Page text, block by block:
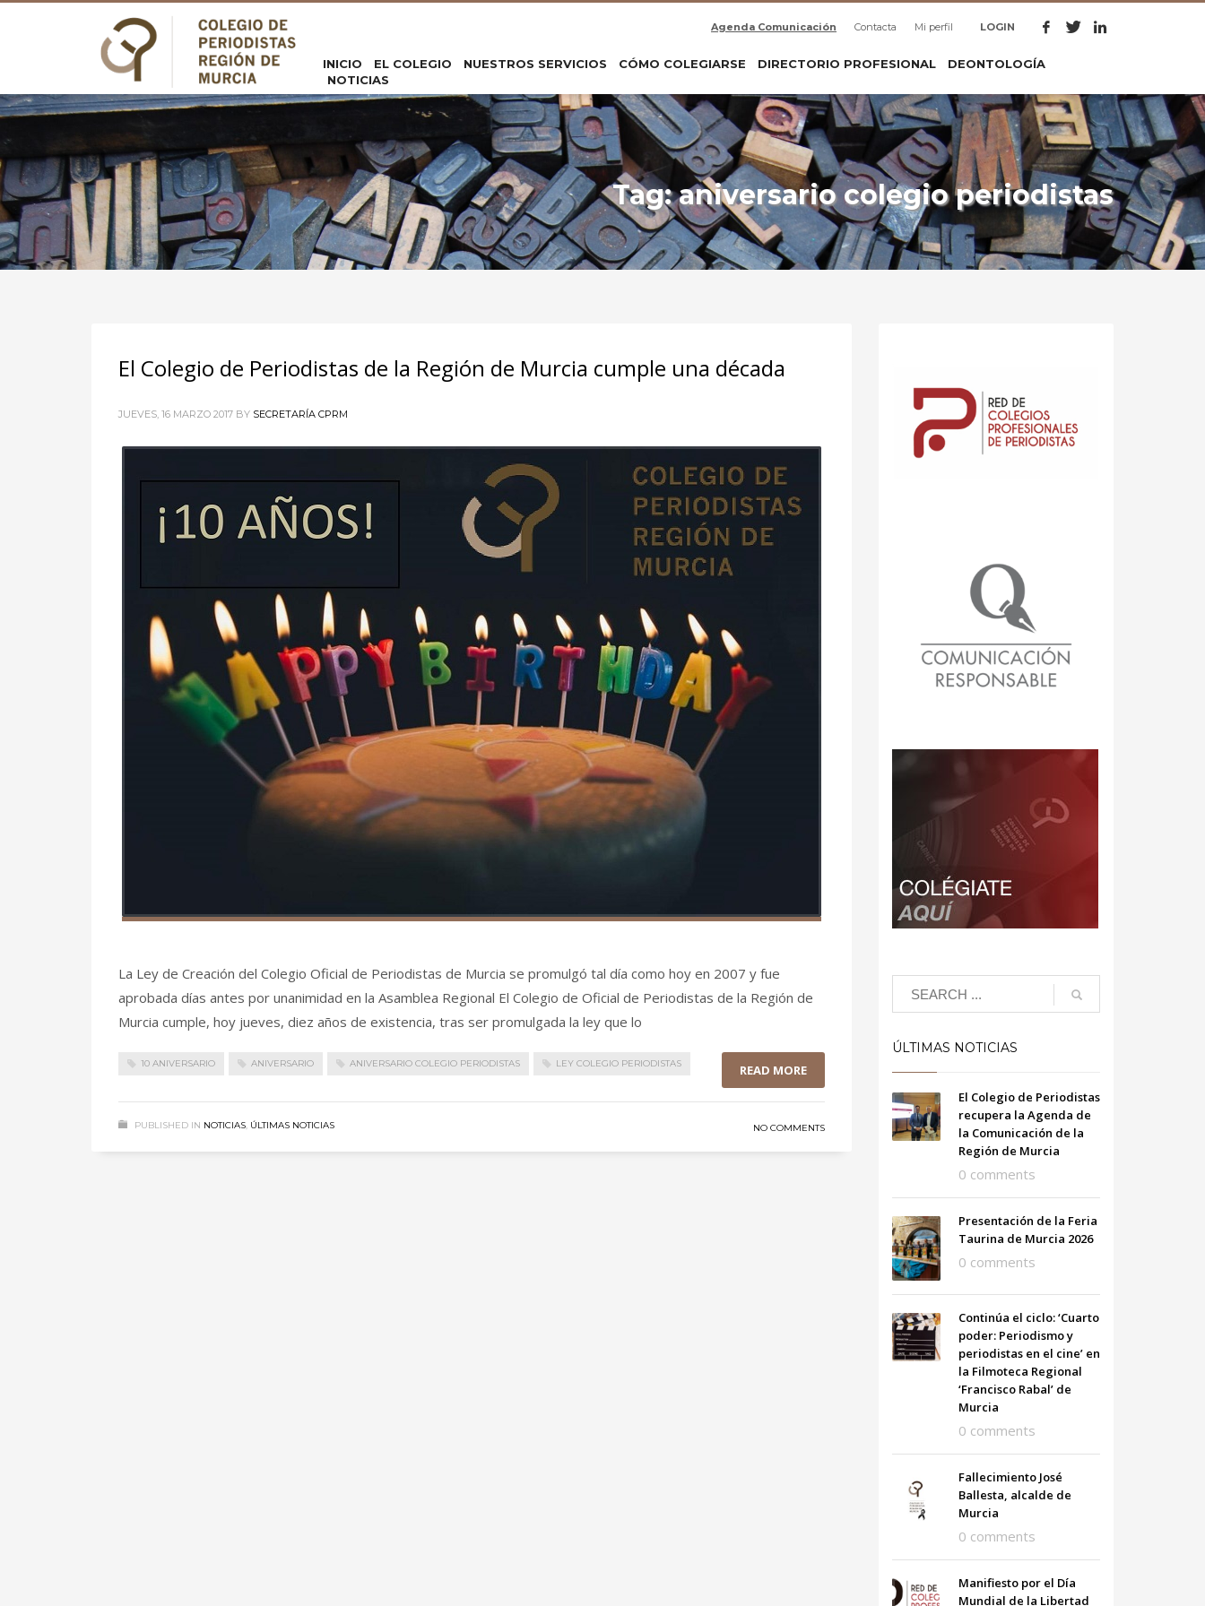
Agenda Comunicación Contacta Mi perfil LOGIN
INICIO EL COLEGIO NUESTROS SERVICIOS CÓMO COLEGIARSE DIRECTORIO PROFESIONAL
DEONTOLOGÍA
NOTICIAS
Tag: aniversario colegio periodistas
El Colegio de Periodistas de la Región de Murcia cumple una década
JUEVES, 16 MARZO 2017 BY SECRETARÍA CPRM
La Ley de Creación del Colegio Oficial de Periodistas de Murcia se promulgó tal día como hoy en 2007 y fue
aprobada días antes por unanimidad en la Asamblea Regional El Colegio de Oficial de Periodistas de la Región de
Murcia cumple, hoy jueves, diez años de existencia, tras ser promulgada la ley que lo
10 ANIVERSARIO ANIVERSARIO ANIVERSARIO COLEGIO PERIODISTAS LEY COLEGIO PERIODISTAS READ MORE
PUBLISHED IN NOTICIAS, ÚLTIMAS NOTICIAS NO COMMENTS
ÚLTIMAS NOTICIAS
El Colegio de Periodistas
recupera la Agenda de
la Comunicación de la
Región de Murcia
0 comments
Presentación de la Feria
Taurina de Murcia 2026
0 comments
Continúa el ciclo: ‘Cuarto
poder: Periodismo y
periodistas en el cine’ en
la Filmoteca Regional
‘Francisco Rabal’ de
Murcia
0 comments
Fallecimiento José
Ballesta, alcalde de
Murcia
0 comments
Manifiesto por el Día
Mundial de la Libertad